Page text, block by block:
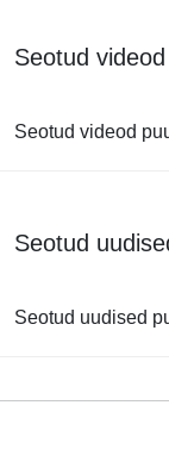
Seotud videod
Seotud videod
Seotud
Seotud uudised